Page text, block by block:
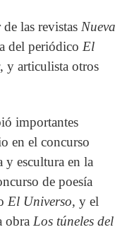
las revistas Nueva
del periódico El
, y articulista otros
importantes
en el concurso
y escultura en la
de poesía
El Universo, y el
obra Los túneles del